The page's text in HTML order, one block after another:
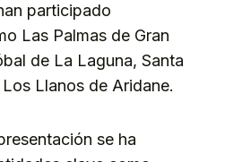
participado
Las Palmas de Gran
de La Laguna, Santa
Llanos de Aridane.
se ha